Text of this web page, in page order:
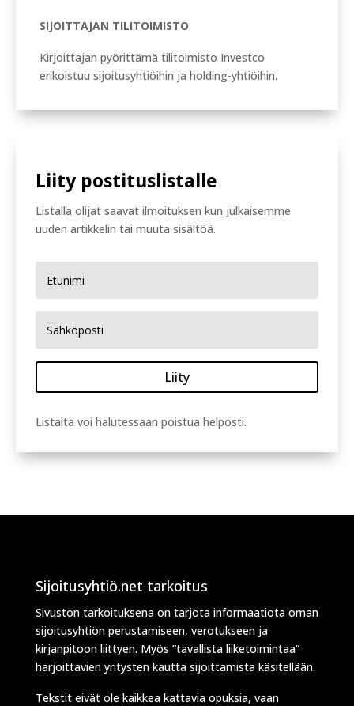
SIJOITTAJAN TILITOIMISTO
Kirjoittajan pyörittämä tilitoimisto Investco
erikoistuu sijoitusyhtiöihin ja holding-yhtiöihin.
Liity postituslistalle
Listalla olijat saavat ilmoituksen kun julkaisemme
uuden artikkelin tai muuta sisältöä.
Liity
Listalta voi halutessaan poistua helposti.
Sijoitusyhtiö.net tarkoitus
Sivuston tarkoituksena on tarjota informaatiota oman
sijoitusyhtiön perustamiseen, verotukseen ja
kirjanpitoon liittyen. Myös ”tavallista liiketoimintaa”
harjoittavien yritysten kautta sijoittamista käsitellään.
Tekstit eivät ole kaikkea kattavia opuksia, vaan